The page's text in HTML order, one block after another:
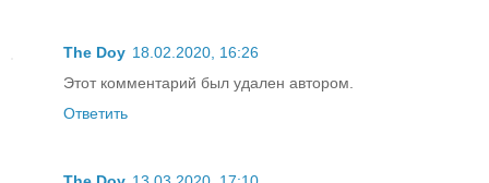
The Doy 18.02.2020, 16:26
Этот комментарий был удален автором.
Ответить